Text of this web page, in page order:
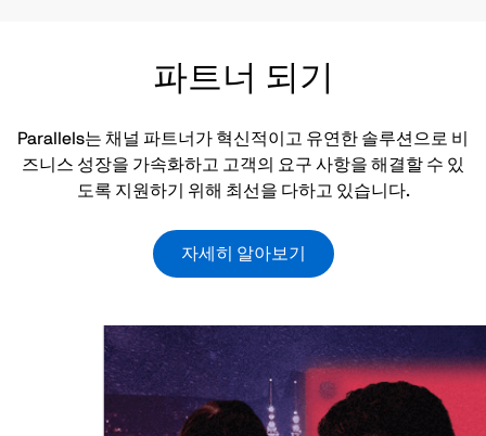
파트너 되기
Parallels는 채널 파트너가 혁신적이고 유연한 솔루션으로 비
즈니스 성장을 가속화하고 고객의 요구 사항을 해결할 수 있
도록 지원하기 위해 최선을 다하고 있습니다.
자세히 알아보기